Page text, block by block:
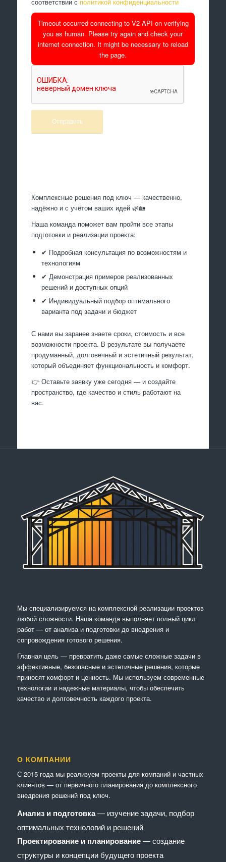
Timeout occurred connecting to V2 API on verifying
you as human. Please try again and check your
internet connection. It might be necessary to reload
the page.
Комплексные решения под ключ — качественно,
надёжно и с учётом ваших идей 🌿🏡
Наша команда поможет вам пройти все этапы
подготовки и реализации проекта:
✔ Подробная консультация по возможностям и
технологиям
✔ Демонстрация примеров реализованных
решений и доступных опций
✔ Индивидуальный подбор оптимального
варианта под задачи и бюджет
С нами вы заранее знаете сроки, стоимость и все
возможности проекта. В результате вы получаете
продуманный, долговечный и эстетичный результат,
который объединяет функциональность и комфорт.
👉 Оставьте заявку уже сегодня — и создайте
пространство, где качество и стиль работают на
вас.
Мы специализируемся на комплексной реализации проектов
любой сложности. Наша команда выполняет полный цикл
работ — от анализа и подготовки до внедрения и
сопровождения готового решения.
Главная цель — превратить даже самые сложные задачи в
эффективные, безопасные и эстетичные решения, которые
приносят комфорт и ценность. Мы используем современные
технологии и надежные материалы, чтобы обеспечить
качество и долговечность каждого проекта.
О КОМПАНИИ
С 2015 года мы реализуем проекты для компаний и частных
клиентов — от первичного планирования до комплексного
внедрения решений под ключ.
Анализ и подготовка— изучение задачи, подбор
оптимальных технологий и решений
Проектирование и планирование— создание
структуры и концепции будущего проекта